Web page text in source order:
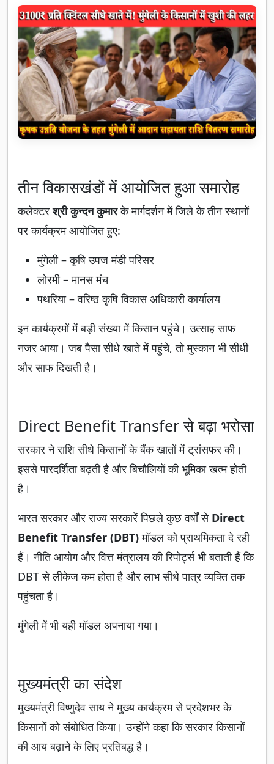
तीन विकासखंडों में आयोजित हुआ समारोह
कलेक्टरश्री कुन्दन कुमारके मार्गदर्शन में जिले के तीन स्थानों
पर कार्यक्रम आयोजित हुए:
मुंगेली – कृषि उपज मंडी परिसर
लोरमी – मानस मंच
पथरिया – वरिष्ठ कृषि विकास अधिकारी कार्यालय
इन कार्यक्रमों में बड़ी संख्या में किसान पहुंचे। उत्साह साफ
नजर आया। जब पैसा सीधे खाते में पहुंचे, तो मुस्कान भी सीधी
और साफ दिखती है।
Direct Benefit Transfer से बढ़ा भरोसा
सरकार ने राशि सीधे किसानों के बैंक खातों में ट्रांसफर की।
इससे पारदर्शिता बढ़ती है और बिचौलियों की भूमिका खत्म होती
है।
भारत सरकार और राज्य सरकारें पिछले कुछ वर्षों से Direct
Benefit Transfer (DBT)मॉडल को प्राथमिकता दे रही
हैं। नीति आयोग और वित्त मंत्रालय की रिपोर्ट्स भी बताती हैं कि
DBT से लीकेज कम होता है और लाभ सीधे पात्र व्यक्ति तक
पहुंचता है।
मुंगेली में भी यही मॉडल अपनाया गया।
मुख्यमंत्री का संदेश
मुख्यमंत्री विष्णुदेव साय ने मुख्य कार्यक्रम से प्रदेशभर के
किसानों को संबोधित किया। उन्होंने कहा कि सरकार किसानों
की आय बढ़ाने के लिए प्रतिबद्ध है।